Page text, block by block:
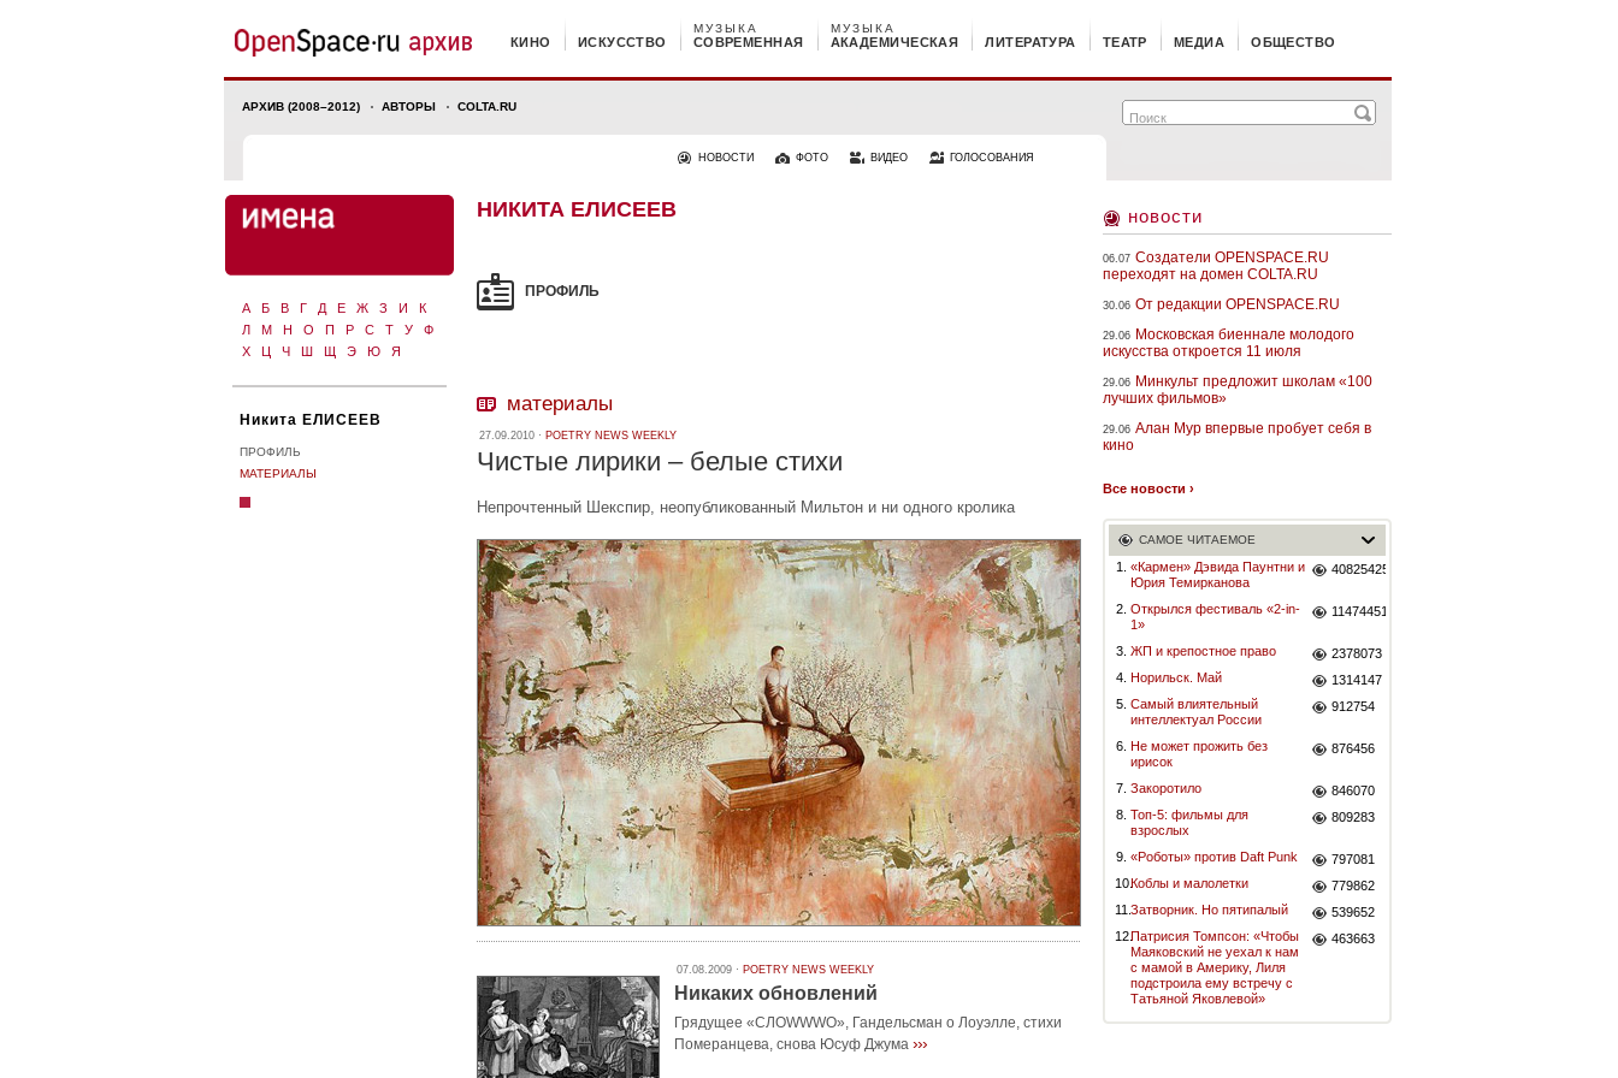
КИНО ИСКУССТВО СОВРЕМЕННАЯ
МУЗЫКА
АКАДЕМИЧЕСКАЯ
МУЗЫКА
ЛИТЕРАТУРА ТЕАТР МЕДИА ОБЩЕСТВО
АРХИВ (2008–2012) АВТОРЫ COLTA.RU
НОВОСТИ ФОТО ВИДЕО ГОЛОСОВАНИЯ
А Б В Г Д Е Ж З И
К
Л
М Н О П Р С Т У
Ф
Х
Ц Ч Ш Щ Э Ю Я
Никита ЕЛИСЕЕВ
ПРОФИЛЬ
МАТЕРИАЛЫ
НИКИТА ЕЛИСЕЕВ
ПРОФИЛЬ
материалы
27.09.2010 · POETRY NEWS WEEKLY
Чистые лирики – белые стихи
Непрочтенный Шекспир, неопубликованный Мильтон и ни одного кролика
07.08.2009 · POETRY NEWS WEEKLY
Никаких обновлений
Грядущее «СЛОWWWО», Гандельсман о Лоуэлле, стихи
Померанцева, снова Юсуф Джума ›››
новости
06.07 Создатели OPENSPACE.RU
переходят на домен COLTA.RU
30.06 От редакции OPENSPACE.RU
29.06 Московская биеннале молодого
искусства откроется 11 июля
29.06 Минкульт предложит школам «100
лучших фильмов»
29.06 Алан Мур впервые пробует себя в
кино
Все новости ›
САМОЕ ЧИТАЕМОЕ
1.
«Кармен» Дэвида Паунтни и
Юрия Темирканова
40825425
2. Открылся фестиваль «2-in-
1»
11474451
3. ЖП и крепостное право
2378073
4. Норильск. Май
1314147
5. Самый влиятельный
интеллектуал России
912754
6. Не может прожить без
ирисок
876456
7. Закоротило
846070
8. Топ-5: фильмы для
взрослых
809283
9. «Роботы» против Daft Punk
797081
10.Коблы и малолетки
779862
11.Затворник. Но пятипалый
539652
12.Патрисия Томпсон: «Чтобы
Маяковский не уехал к нам
с мамой в Америку, Лиля
подстроила ему встречу с
Татьяной Яковлевой»
463663